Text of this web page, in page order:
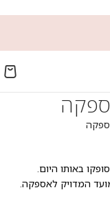
המדויק לאספקה.